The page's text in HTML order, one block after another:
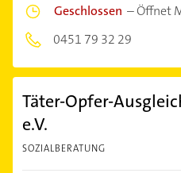
Geschlossen –Öffnet
0451 79 32 29
Täter-Opfer-
e.V.
SOZIALBERATUNG